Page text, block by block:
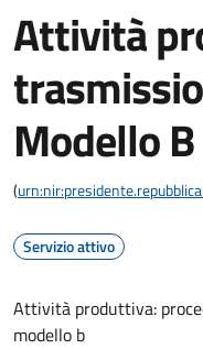
Attività
Modello B
(
Servizio attivo
Attività produttiva:
modello b